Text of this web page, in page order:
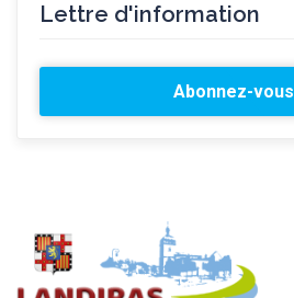
Lettre d'information
Abonnez-vous